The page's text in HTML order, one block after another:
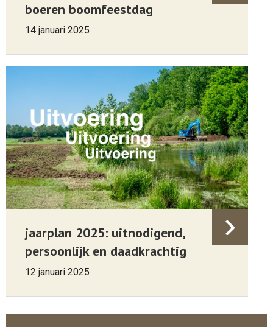
boeren boomfeestdag
14 januari 2025
jaarplan 2025: uitnodigend,
persoonlijk en daadkrachtig
12 januari 2025